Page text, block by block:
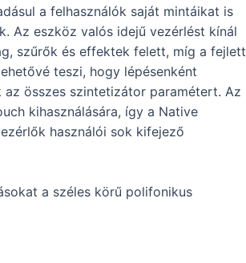
a felhasználók saját mintáikat is
Az eszköz valós idejű vezérlést kínál
szűrők és effektek felett, míg a fejlett
teszi, hogy lépésenként
az összes szintetizátor paramétert. Az
kihasználására, így a Native
használói sok kifejező
a széles körű polifonikus